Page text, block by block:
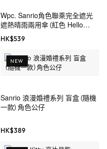
Wpc. Sanrio角色聯乘完全遮光
遮熱晴雨兩用傘（紅色 Hello
Kitty）
HK$539
NEW
Sanrio 浪漫婚禮系列 盲盒（隨機
一款）角色公仔
HK$389